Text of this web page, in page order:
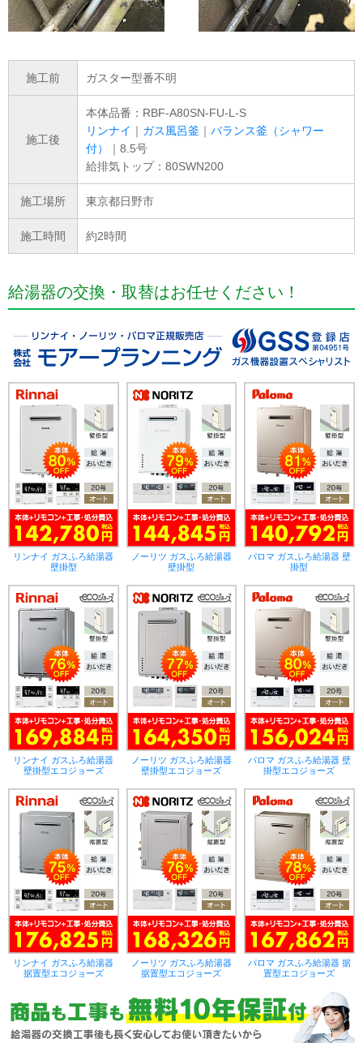
施工前 ガスター型番不明
施工後
本体品番：RBF-A80SN-FU-L-S
リンナイ ｜ ガス風呂釜 ｜ バランス釜（シャワー
付）
｜8.5号
給排気トップ：80SWN200
施工場所 東京都日野市
施工時間 約2時間
給湯器の交換・取替はお任せください！
リンナイ ガスふろ給湯器
壁掛型
ノーリツ ガスふろ給湯器
壁掛型
パロマ ガスふろ給湯器 壁
掛型
リンナイ ガスふろ給湯器
壁掛型エコジョーズ
ノーリツ ガスふろ給湯器
壁掛型エコジョーズ
パロマ ガスふろ給湯器 壁
掛型エコジョーズ
リンナイ ガスふろ給湯器
据置型エコジョーズ
ノーリツ ガスふろ給湯器
据置型エコジョーズ
パロマ ガスふろ給湯器 据
置型エコジョーズ